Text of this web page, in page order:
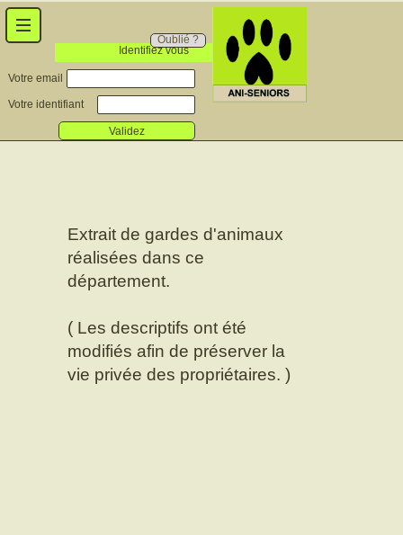
Identifiez vous
Oublié ?
Votre email
Votre identifiant
Validez
Extrait de gardes d'animaux
réalisées dans ce
département.
( Les descriptifs ont été
modifiés afin de préserver la
vie privée des propriétaires. )